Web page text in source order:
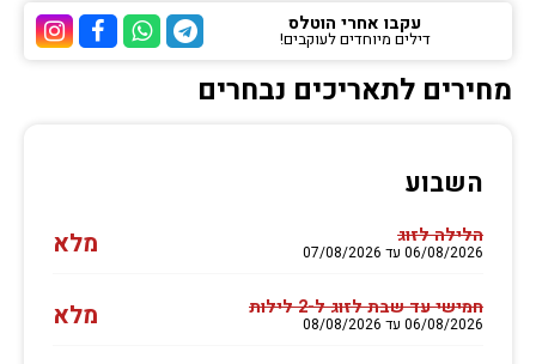
ערוץ ערוץ
ערוץ הוואטסאפ של
ערוץ הטלגרם של הוטלס
עקבו אחרי הוטלס
דילים מיוחדים לעוקבים!
מחירים לתאריכים נבחרים
השבוע
הלילה לזוג
06/08/2026 עד 07/08/2026 מלא
חמישי עד שבת לזוג ל-2 לילות
06/08/2026 עד 08/08/2026 מלא